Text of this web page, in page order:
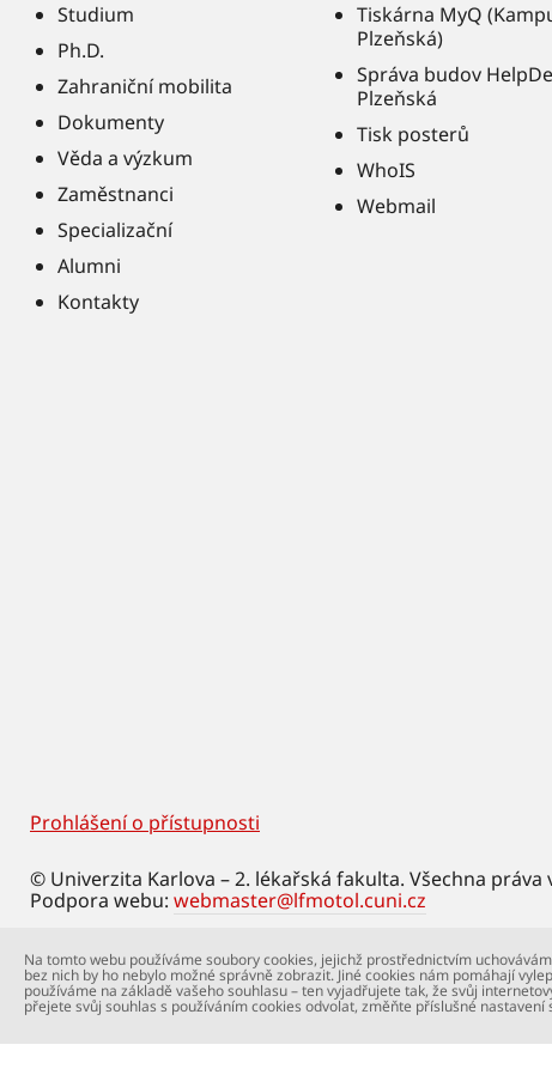
Studium
Ph.D.
Zahraniční mobilita
Dokumenty
Věda a výzkum
Zaměstnanci
Specializační
Alumni
Kontakty
Tiskárna MyQ
Plzeňská)
Správa budov
Plzeňská
Tisk posterů
WhoIS
Webmail
Footer
Prohlášení o přístupnosti
© Univerzita Karlova – 2. lékařská fakulta. Všechna práva
Podpora webu: webmaster@lfmotol.cuni.cz
Na tomto webu používáme soubory cookies, jejichž prostřednictvím
bez nich by ho nebylo možné správně zobrazit. Jiné cookies nám pomáhají
používáme na základě vašeho souhlasu – ten vyjadřujete tak, že svůj
přejete svůj souhlas s používáním cookies odvolat, změňte příslušné